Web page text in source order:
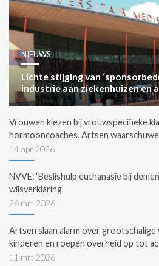
NIEUWS
Lichte stijging van
industrie aan ziekenhuizen en
Vrouwen kiezen bij vrouwspecifieke
hormooncoaches. Artsen
14 apr 2026
NVVE: ‘Beslishulp euthanasie bij
wilsverklaring’
26 mrt 2026
Artsen slaan alarm over grootschalige
kinderen en roepen overheid op tot
11 mrt 2026